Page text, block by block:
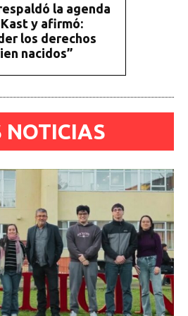
la agenda
y afirmó:
los derechos
nacidos”
NOTICIAS